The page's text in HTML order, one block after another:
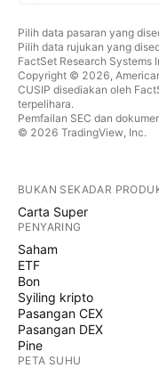
Pilih data pasaran yang
Pilih data rujukan yang
FactSet Research Systems
Copyright © 2026,
CUSIP disediakan oleh
terpelihara.
Pemfailan SEC dan
© 2026 TradingView, Inc.
BUKAN SEKADAR
Carta Super
PENYARING
Saham
ETF
Bon
Syiling kripto
Pasangan CEX
Pasangan DEX
Pine
PETA SUHU